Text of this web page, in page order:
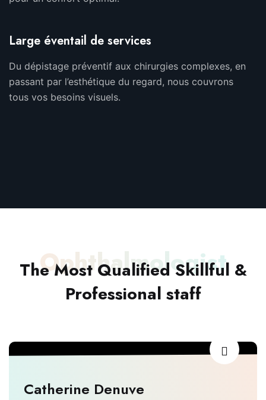
Large éventail de services
Du dépistage préventif aux chirurgies complexes, en
passant par l’esthétique du regard, nous couvrons
tous vos besoins visuels.
Ophthalmologist
The Most Qualified Skillful &
Professional staff
Catherine Denuve